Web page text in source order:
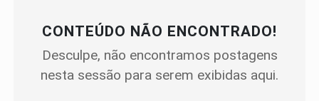
CONTEÚDO NÃO ENCONTRADO!
Desculpe, não encontramos postagens
nesta sessão para serem exibidas aqui.